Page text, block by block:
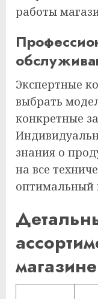
работы
Экспертные
выбрать
конкретные
знания о
на все
оптимальный